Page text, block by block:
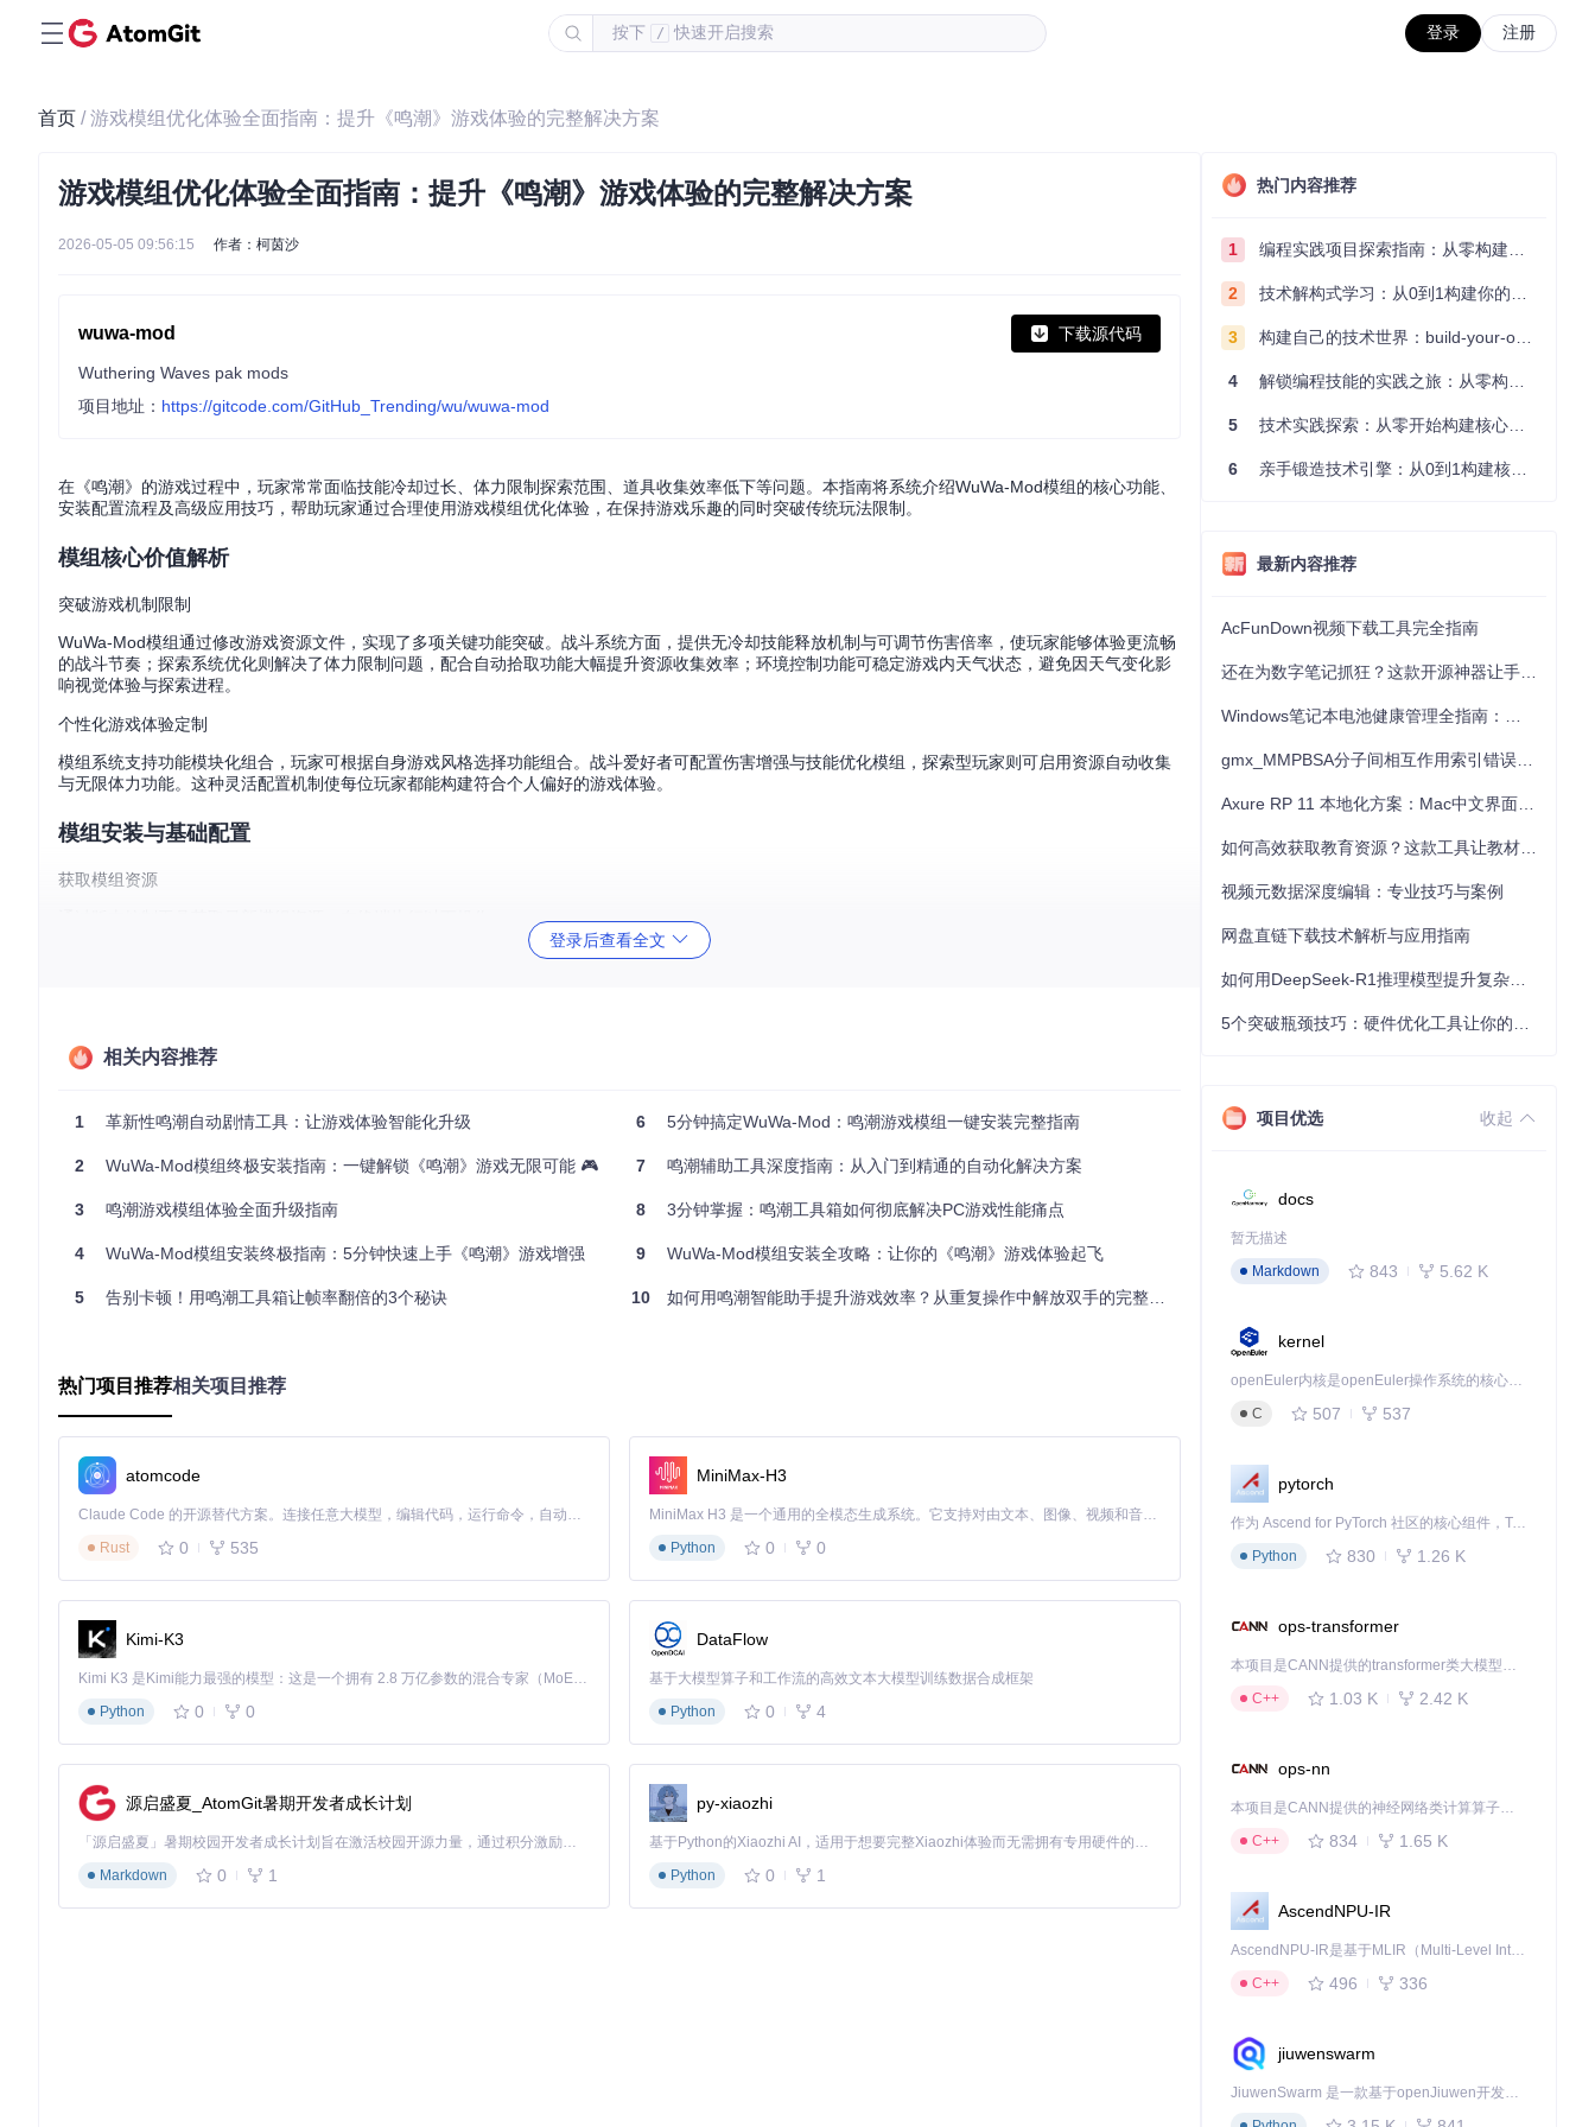
按下 / 快速开启搜索 登录 注册
首页 / 游戏模组优化体验全面指南：提升《鸣潮》游戏体验的完整解决方案
游戏模组优化体验全面指南：提升《鸣潮》游戏体验的完整解决方案
2026-05-05 09:56:15 作者：柯茵沙
wuwa-mod 下载源代码
Wuthering Waves pak mods
项目地址： https://gitcode.com/GitHub_Trending/wu/wuwa-mod
在《鸣潮》的游戏过程中，玩家常常面临技能冷却过长、体力限制探索范围、道具收集效率低下等问题。本指南将系统介绍WuWa-Mod模组的核心功能、
安装配置流程及高级应用技巧，帮助玩家通过合理使用游戏模组优化体验，在保持游戏乐趣的同时突破传统玩法限制。
模组核心价值解析
突破游戏机制限制
WuWa-Mod模组通过修改游戏资源文件，实现了多项关键功能突破。战斗系统方面，提供无冷却技能释放机制与可调节伤害倍率，使玩家能够体验更流畅
的战斗节奏；探索系统优化则解决了体力限制问题，配合自动拾取功能大幅提升资源收集效率；环境控制功能可稳定游戏内天气状态，避免因天气变化影
响视觉体验与探索进程。
个性化游戏体验定制
模组系统支持功能模块化组合，玩家可根据自身游戏风格选择功能组合。战斗爱好者可配置伤害增强与技能优化模组，探索型玩家则可启用资源自动收集
与无限体力功能。这种灵活配置机制使每位玩家都能构建符合个人偏好的游戏体验。
模组安装与基础配置
获取模组资源
游戏目录定位与准备
检查该目录下是否存在"~mod"文件夹，如不存在需手动创建
基础模组部署流程
从模组目录中选择所需功能的.pak文件，例如：
"WuWa-Mod-NoCdCooldown.pak"用于解除技能冷却限制
将选中的.pak文件复制到游戏目录下的"~mod"文件夹
注意事项：首次安装模组建议只启用1-2个核心功能模组，确认系统兼容性后再逐步添加其他功能。
核心功能应用场景
针对不同战斗需求，模组提供了分级增强方案：
基础战斗优化：启用"NoCdCooldown"模组消除技能冷却时间，配合"HitMultiplierX5"实现适度伤害提升，适合希望保持挑战性的玩家。
高级战斗配置：组合"Godmode"与"HitMultiplierX15"模组，实现无敌状态与高伤害输出，适用于快速通关或挑战高难度内容。
探索效率提升策略
完整探索配置包含三个核心模组：
"InfStamina"消除体力限制，支持无限奔跑与攀爬
"AutoPickTreasure"自动收集视野范围内的道具与资源
登录后查看全文
相关内容推荐
1 革新性鸣潮自动剧情工具：让游戏体验智能化升级
2 WuWa-Mod模组终极安装指南：一键解锁《鸣潮》游戏无限可能 🎮
3 鸣潮游戏模组体验全面升级指南
4 WuWa-Mod模组安装终极指南：5分钟快速上手《鸣潮》游戏增强
5 告别卡顿！用鸣潮工具箱让帧率翻倍的3个秘诀
6 5分钟搞定WuWa-Mod：鸣潮游戏模组一键安装完整指南
7 鸣潮辅助工具深度指南：从入门到精通的自动化解决方案
8 3分钟掌握：鸣潮工具箱如何彻底解决PC游戏性能痛点
9 WuWa-Mod模组安装全攻略：让你的《鸣潮》游戏体验起飞
10 如何用鸣潮智能助手提升游戏效率？从重复操作中解放双手的完整指南
热门项目推荐相关项目推荐
atomcode
Claude Code 的开源替代方案。连接任意大模型，编辑代码，运行命令，自动验证 — 全自动执行。用 Rust 构建，极致性能。 ｜ An open-source alternative to Claude Code. Connect any LLM, edit code, run commands, and verify changes — autonomously. Built in Rust for speed. Get Started
Rust
0 535
MiniMax-H3
MiniMax H3 是一个通用的全模态生成系统。它支持对由文本、图像、视频和音频组成的多模态上下文进行统一理解，并能生成分辨率高达 2K、时长可达 15 秒的带原生立体声音频的视频。得益于面向任务泛化的系统设计，H3 在预训练阶段就已具备广泛的多模态上下文理解与生成能力，能够出色地执行复杂的多模态指令。
Python
0 0
Kimi-K3
Kimi K3 是Kimi能力最强的模型：这是一个拥有 2.8 万亿参数的混合专家（MoE）模型，具备原生视觉理解能力，并支持 100 万 token 的上下文窗口。
Python
0 0
DataFlow
基于大模型算子和工作流的高效文本大模型训练数据合成框架
Python
0 4
源启盛夏_AtomGit暑期开发者成长计划
「源启盛夏」暑期校园开发者成长计划旨在激活校园开源力量，通过积分激励、认证扶持、资源倾斜等形式，引导高校组织和开发者完成「入驻 — 建项目 — 做贡献 — 获认证 — 得资源」的完整闭环。无论你是想带领社团入驻平台的组织者，还是希望用代码贡献证明自己的开发者，都能在这里找到属于你的成长路径。
Markdown
0 1
py-xiaozhi
基于Python的Xiaozhi AI，适用于想要完整Xiaozhi体验而无需拥有专用硬件的用户。
Python
0 1
热门内容推荐
1 编程实践项目探索指南：从零构建技术能力体系
2 技术解构式学习：从0到1构建你的编程知识体系
3 构建自己的技术世界：build-your-own-x项目的实践探索指南
4 解锁编程技能的实践之旅：从零构建你的技术世界
5 技术实践探索：从零开始构建核心系统的实践指南
6 亲手锻造技术引擎：从0到1构建核心系统的实践指南
最新内容推荐
AcFunDown视频下载工具完全指南
视频元数据深度编辑：专业技巧与案例
网盘直链下载技术解析与应用指南
项目优选 收起
docs
暂无描述
Markdown
843 5.62 K
kernel
openEuler内核是openEuler操作系统的核心，既是系统性能与稳定性的基石，也是连接处理器、设备与服务的桥梁。
C
507 537
pytorch
作为 Ascend for PyTorch 社区的核心组件，TorchNPU 是昇腾专为 PyTorch 打造的深度学习适配插件，使 PyTorch 框架能够直接调用昇腾 NPU，为开发者提供昇腾 AI 处理器的超强算力。
Python
830 1.26 K
ops-transformer
本项目是CANN提供的transformer类大模型算子库，实现网络在NPU上加速计算。
C++
1.03 K 2.42 K
ops-nn
本项目是CANN提供的神经网络类计算算子库，实现网络在NPU上加速计算。
C++
834 1.65 K
AscendNPU-IR
AscendNPU-IR是基于MLIR（Multi-Level Intermediate Representation）构建的，面向昇腾亲和算子编译时使用的中间表示，提供昇腾完备表达能力，通过编译优化提升昇腾AI处理器计算效率，支持通过生态框架使能昇腾AI处理器与深度调优
C++
496 336
jiuwenswarm
JiuwenSwarm 是一款基于openJiuwen开发的智能AI Agent，它能够将大语言模型的强大能力，通过你日常使用的各类通讯应用，直接延伸至你的指尖。